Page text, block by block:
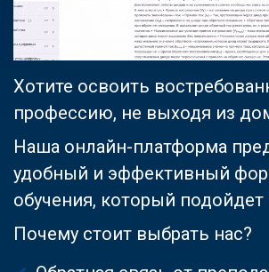
Хотите освоить
профессию, не выходя из
Наша онлайн-платформа
удобный и эффективный
обучения, который
Почему стоит выбрать нас?